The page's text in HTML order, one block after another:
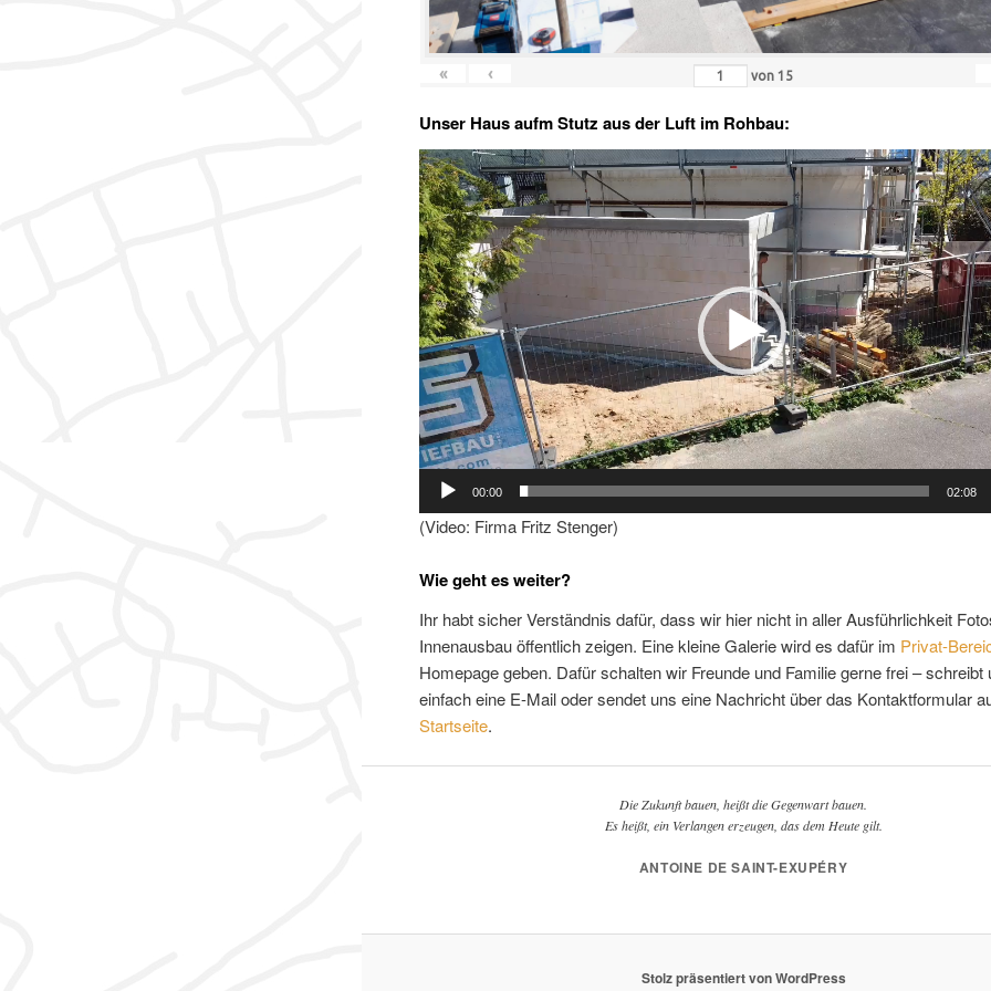
« ‹ von 15
Unser Haus aufm Stutz aus der Luft im Rohbau:
Video-
Player
00:00 02:08
(Video: Firma Fritz Stenger)
Wie geht es weiter?
Ihr habt sicher Verständnis dafür, dass wir hier nicht in aller Ausführlichkeit
Innenausbau öffentlich zeigen. Eine kleine Galerie wird es dafür im Privat-
Homepage geben. Dafür schalten wir Freunde und Familie gerne frei – schreibt
einfach eine E-Mail oder sendet uns eine Nachricht über das Kontaktformular
Startseite.
Die Zukunft bauen, heißt die Gegenwart bauen.
Es heißt, ein Verlangen erzeugen, das dem Heute gilt.
ANTOINE DE SAINT-EXUPÉRY
Stolz präsentiert von WordPress